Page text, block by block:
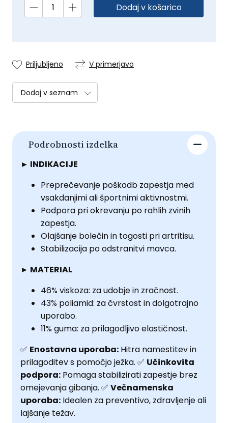
Dodaj v košarico
Priljubljeno V primerjavo
Dodaj v seznam
Podrobnosti izdelka
► INDIKACIJE
Preprečevanje poškodb zapestja med
vsakdanjimi ali športnimi aktivnostmi.
Podpora pri okrevanju po rahlih zvinih
zapestja.
Olajšanje bolečin in togosti pri artritisu.
Stabilizacija po odstranitvi mavca.
► MATERIAL
46% viskoza: za udobje in zračnost.
43% poliamid: za čvrstost in dolgotrajno
uporabo.
11% guma: za prilagodljivo elastičnost.
✅ Enostavna uporaba: Hitra namestitev in
prilagoditev s pomočjo ježka. ✅ Učinkovita
podpora: Pomaga stabilizirati zapestje brez
omejevanja gibanja. ✅ Večnamenska
uporaba: Idealen za preventivo, zdravljenje ali
lajšanje težav.